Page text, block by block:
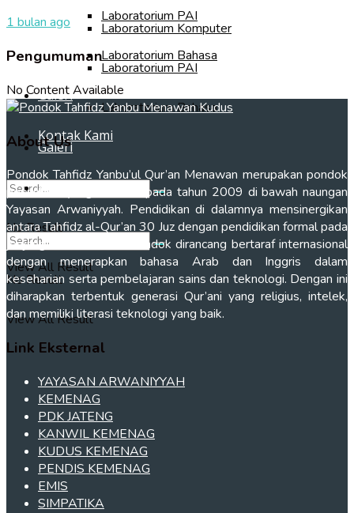
Laboratorium PAI
Laboratorium Bahasa
Galeri
Kontak Kami
No Result
View All Result
Laboratorium Komputer
Laboratorium PAI
Laboratorium Bahasa
Galeri
Kontak Kami
No Result
View All Result
1 bulan ago
Pengumuman
No Content Available
About Us
Pondok Tahfidz Yanbu’ul Qur’an Menawan merupakan pondok
pesantren yang didirikan pada tahun 2009 di bawah naungan
Yayasan Arwaniyyah. Pendidikan di dalamnya mensinergikan
antara Tahfidz al-Qur’an 30 Juz dengan pendidikan formal pada
jenjang MTs dan MA. Pondok dirancang bertaraf internasional
dengan menerapkan bahasa Arab dan Inggris dalam
keseharian serta pembelajaran sains dan teknologi. Dengan ini
diharapkan terbentuk generasi Qur’ani yang religius, intelek,
dan memiliki literasi teknologi yang baik.
Link Eksternal
YAYASAN ARWANIYYAH
KEMENAG
PDK JATENG
KANWIL KEMENAG
KUDUS KEMENAG
PENDIS KEMENAG
EMIS
SIMPATIKA